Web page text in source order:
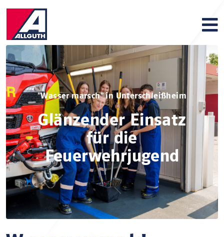
"Wasser marsch" in Unterschleißheim
Glänzender Einsatz
für die
Feuerwehrjugend